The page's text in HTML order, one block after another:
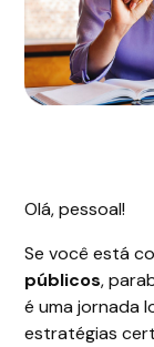
Olá, pessoal!
Se você está
públicos,
é uma jornada
estratégias